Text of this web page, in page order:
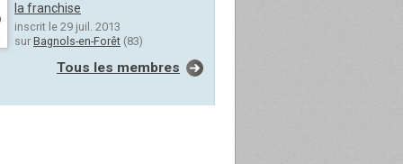
la franchise
inscrit le 29 juil. 2013
sur Bagnols-en-Forêt (83)
Tous les membres